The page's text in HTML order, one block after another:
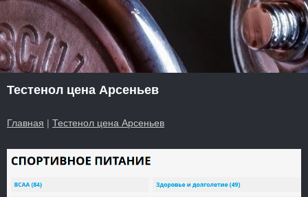
Тестенол цена Арсеньев
Главная | Тестенол цена Арсеньев